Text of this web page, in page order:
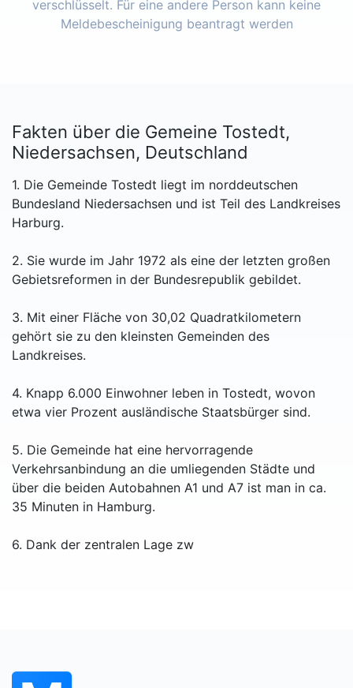
verschlüsselt. Für eine andere Person kann keine
Meldebescheinigung beantragt werden
Fakten über die Gemeine Tostedt,
Niedersachsen, Deutschland
1. Die Gemeinde Tostedt liegt im norddeutschen
Bundesland Niedersachsen und ist Teil des Landkreises
Harburg.
2. Sie wurde im Jahr 1972 als eine der letzten großen
Gebietsreformen in der Bundesrepublik gebildet.
3. Mit einer Fläche von 30,02 Quadratkilometern
gehört sie zu den kleinsten Gemeinden des
Landkreises.
4. Knapp 6.000 Einwohner leben in Tostedt, wovon
etwa vier Prozent ausländische Staatsbürger sind.
5. Die Gemeinde hat eine hervorragende
Verkehrsanbindung an die umliegenden Städte und
über die beiden Autobahnen A1 und A7 ist man in ca.
35 Minuten in Hamburg.
6. Dank der zentralen Lage zw